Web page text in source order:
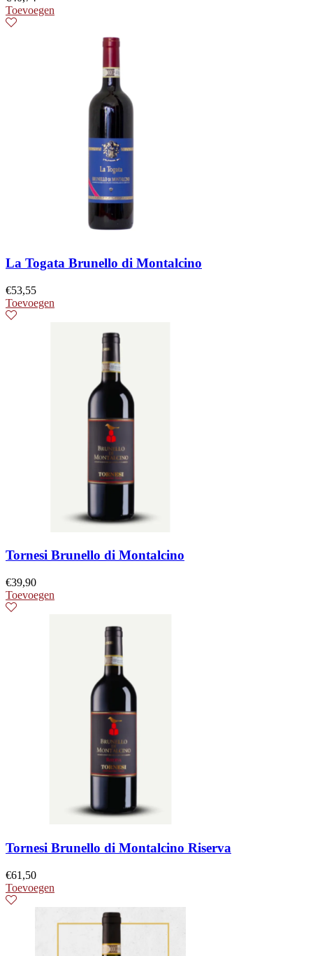
Toevoegen
La Togata Brunello di Montalcino
€53,55
Toevoegen
Tornesi Brunello di Montalcino
€39,90
Toevoegen
Tornesi Brunello di Montalcino Riserva
€61,50
Toevoegen